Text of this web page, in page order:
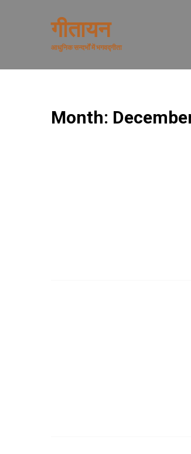
गीतायन
आधुनिक सन्दर्भों में भगवद्गीता
Month: